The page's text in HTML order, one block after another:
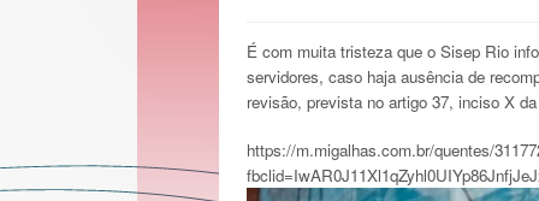
É com muita tristeza que o Sisep Rio
servidores, caso haja ausência de
revisão, prevista no artigo 37, inciso X
https://m.migalhas.com.br/quentes/